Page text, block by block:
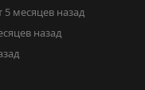
5 месяцев назад
назад